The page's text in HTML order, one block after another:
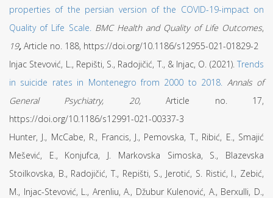
properties of the persian version of the COVID-19-impact on
Quality of Life Scale. BMC Health and Quality ofLife Outcomes,
19, Article no. 188, https://doi.org/10.1186/s12955-021-01829-2
Injac Stevović, L., Repišti, S., Radojičić, T., & Injac, O. (2021). Trends
in suicide rates in Montenegro from 2000 to 2018. Annals of
General Psychiatry, 20,Article no. 17,
https://doi.org/10.1186/s12991-021-00337-3
Hunter, J., McCabe, R., Francis, J., Pemovska, T., Ribić, E., Smajić
Mešević, E., Konjufca, J. Markovska Simoska, S., Blazevska
Stoilkovska, B., Radojičić, T., Repišti, S., Jerotić, S. Ristić, I., Zebić,
M., Injac-Stevović, L., Arenliu, A., Džubur Kulenović, A., Berxulli, D.,